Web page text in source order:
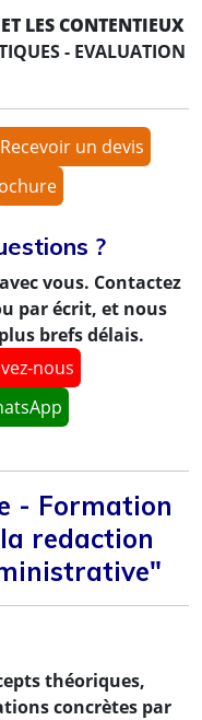
LES CONTENTIEUX
- EVALUATION
Recevoir un devis
?
vous. Contactez
par écrit, et nous
brefs délais.
nous
- Formation
redaction
théoriques,
concrètes par